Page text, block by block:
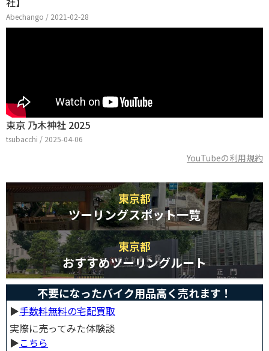
Abechango / 2021-02-28
東京 乃木神社 2025
tsubacchi / 2025-04-06
YouTubeの利用規約
東京都
ツーリングスポット一覧
東京都
おすすめツーリングルート
不要になったバイク用品高く売れます！
▶︎手数料無料の宅配買取
実際に売ってみた体験談
▶︎こちら